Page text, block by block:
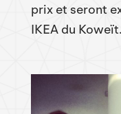
prix et seront
IKEA du Koweït.